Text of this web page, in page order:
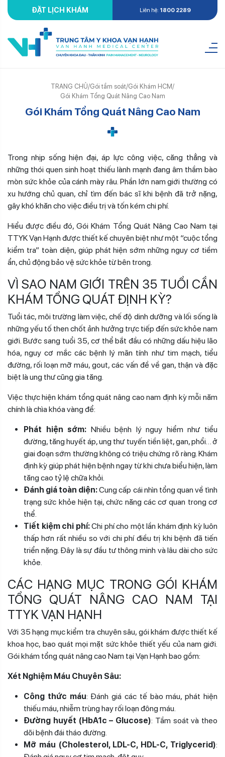
ĐẶT LỊCH KHÁM Liên hệ: 1800 2289
TRANG CHỦ/Gói tầm soát/Gói Khám HCM /
Gói Khám Tổng Quát Nâng Cao Nam
Gói Khám Tổng Quát Nâng Cao Nam
Trong nhịp sống hiện đại, áp lực công việc, căng thẳng và
những thói quen sinh hoạt thiếu lành mạnh đang âm thầm bào
mòn sức khỏe của cánh mày râu. Phần lớn nam giới thường có
xu hướng chủ quan, chỉ tìm đến bác sĩ khi bệnh đã trở nặng,
gây khó khăn cho việc điều trị và tốn kém chi phí.
Hiểu được điều đó, Gói Khám Tổng Quát Nâng Cao Nam tại
TTYK Vạn Hạnh được thiết kế chuyên biệt như một “cuộc tổng
kiểm tra” toàn diện, giúp phát hiện sớm những nguy cơ tiềm
ẩn, chủ động bảo vệ sức khỏe từ bên trong.
VÌ SAO NAM GIỚI TRÊN 35 TUỔI CẦN
KHÁM TỔNG QUÁT ĐỊNH KỲ?
Tuổi tác, môi trường làm việc, chế độ dinh dưỡng và lối sống là
những yếu tố then chốt ảnh hưởng trực tiếp đến sức khỏe nam
giới. Bước sang tuổi 35, cơ thể bắt đầu có những dấu hiệu lão
hóa, nguy cơ mắc các bệnh lý mãn tính như tim mạch, tiểu
đường, rối loạn mỡ máu, gout, các vấn đề về gan, thận và đặc
biệt là ung thư cũng gia tăng.
Việc thực hiện khám tổng quát nâng cao nam định kỳ mỗi năm
chính là chìa khóa vàng để:
Phát hiện sớm: Nhiều bệnh lý nguy hiểm như tiểu
đường, tăng huyết áp, ung thư tuyến tiền liệt, gan, phổi… ở
giai đoạn sớm thường không có triệu chứng rõ ràng. Khám
định kỳ giúp phát hiện bệnh ngay từ khi chưa biểu hiện, làm
tăng cao tỷ lệ chữa khỏi.
Đánh giá toàn diện:Cung cấp cái nhìn tổng quan về tình
trạng sức khỏe hiện tại, chức năng các cơ quan trong cơ
thể.
Tiết kiệm chi phí:Chi phí cho một lần khám định kỳ luôn
thấp hơn rất nhiều so với chi phí điều trị khi bệnh đã tiến
triển nặng. Đây là sự đầu tư thông minh và lâu dài cho sức
khỏe.
CÁC HẠNG MỤC TRONG GÓI KHÁM
TỔNG QUÁT NÂNG CAO NAM TẠI
TTYK VẠN HẠNH
Với 35 hạng mục kiểm tra chuyên sâu, gói khám được thiết kế
khoa học, bao quát mọi mặt sức khỏe thiết yếu của nam giới.
Gói khám tổng quát nâng cao Nam tại Vạn Hạnh bao gồm:
Xét Nghiệm Máu Chuyên Sâu:
Công thức máu: Đánh giá các tế bào máu, phát hiện
thiếu máu, nhiễm trùng hay rối loạn đông máu.
Đường huyết (HbA1c – Glucose): Tầm soát và theo
dõi bệnh đái tháo đường.
Mỡ máu (Cholesterol, LDL-C, HDL-C, Triglycerid):